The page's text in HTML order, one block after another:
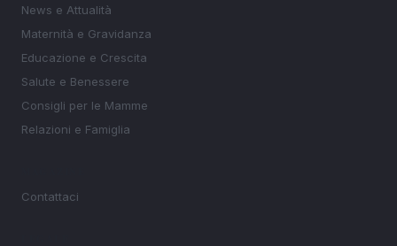
News e Attualità
Maternità e Gravidanza
Educazione e Crescita
Salute e Benessere
Consigli per le Mamme
Relazioni e Famiglia
Contattaci